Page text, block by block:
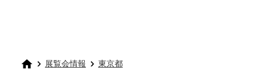
展覧会情報
東京都